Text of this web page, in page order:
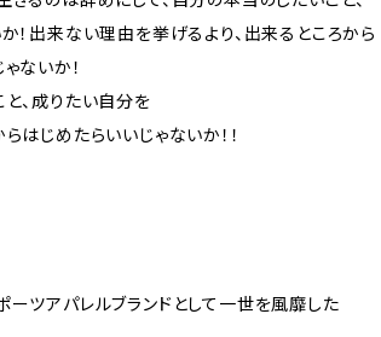
！出来ない理由を挙げるより、出来るところから
ないか！
、成りたい自分を
はじめたらいいじゃないか！！
ーツアパレルブランドとして一世を風靡した